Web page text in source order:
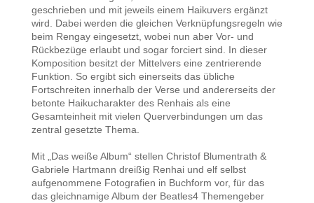
geschrieben und mit jeweils einem Haikuvers ergänzt
wird. Dabei werden die gleichen Verknüpfungsregeln wie
beim Rengay eingesetzt, wobei nun aber Vor- und
Rückbezüge erlaubt und sogar forciert sind. In dieser
Komposition besitzt der Mittelvers eine zentrierende
Funktion. So ergibt sich einerseits das übliche
Fortschreiten innerhalb der Verse und andererseits der
betonte Haikucharakter des Renhais als eine
Gesamteinheit mit vielen Querverbindungen um das
zentral gesetzte Thema.
Mit „Das weiße Album“ stellen Christof Blumentrath &
Gabriele Hartmann dreißig Renhai und elf selbst
aufgenommene Fotografien in Buchform vor, für das
das gleichnamige Album der Beatles4 Themengeber